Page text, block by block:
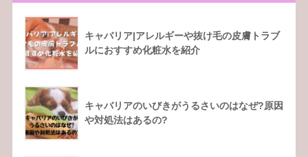
キャバリア|アレルギーや抜け毛の皮膚トラブ
ルにおすすめ化粧水を紹介
キャバリアのいびきがうるさいのはなぜ?原因
や対処法はあるの?